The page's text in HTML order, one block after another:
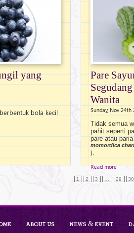
yang
bola kecil
Pare
Wanita
Sunday, Nov 24th
Tidak semua
pahit seperti
pare atau
momordica
).
Read more
1 2 3 29 30
About Us News & Event